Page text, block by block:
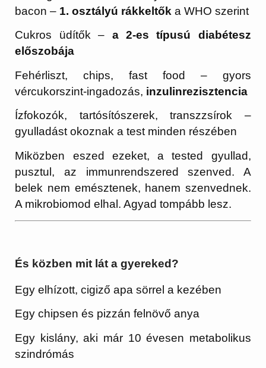
bacon – 1. osztályú rákkeltők a WHO szerint
Cukros üdítők – a 2-es típusú diabétesz
előszobája
Fehérliszt, chips, fast food – gyors
vércukorszint-ingadozás, inzulinrezisztencia
Ízfokozók, tartósítószerek, transzzsírok –
gyulladást okoznak a test minden részében
Miközben eszed ezeket, a tested gyullad,
pusztul, az immunrendszered szenved. A
belek nem emésztenek, hanem szenvednek.
A mikrobiomod elhal. Agyad tompább lesz.
És közben mit lát a gyereked?
Egy elhízott, cigiző apa sörrel a kezében
Egy chipsen és pizzán felnövő anya
Egy kislány, aki már 10 évesen metabolikus
szindrómás